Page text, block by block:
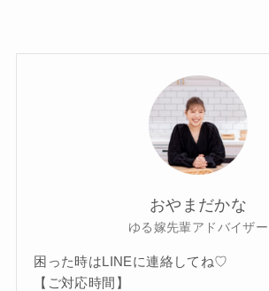
おやまだかな
ゆる嫁先輩アドバイザー
困った時はLINEに連絡してね♡
【ご対応時間】